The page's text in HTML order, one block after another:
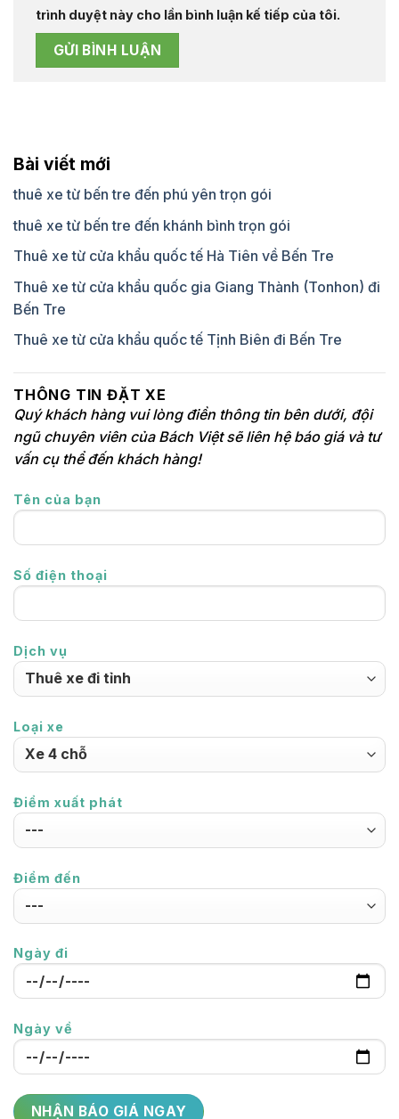
trình duyệt này cho lần bình luận kế tiếp của tôi.
Bài viết mới
thuê xe từ bến tre đến phú yên trọn gói
thuê xe từ bến tre đến khánh bình trọn gói
Thuê xe từ cửa khẩu quốc tế Hà Tiên về Bến Tre
Thuê xe từ cửa khẩu quốc gia Giang Thành (Tonhon) đi
Bến Tre
Thuê xe từ cửa khẩu quốc tế Tịnh Biên đi Bến Tre
THÔNG TIN ĐẶT XE
Quý khách hàng vui lòng điền thông tin bên dưới, đội
ngũ chuyên viên của Bách Việt sẽ liên hệ báo giá và tư
vấn cụ thể đến khách hàng!
Tên của bạn
Số điện thoại
Dịch vụ
Loại xe
Điểm xuất phát
Điểm đến
Ngày đi
Ngày về